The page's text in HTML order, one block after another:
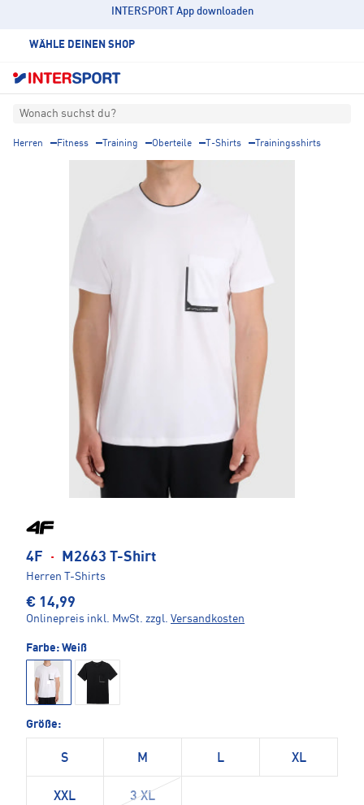
INTERSPORT App downloaden
WÄHLE DEINEN SHOP
Wonach suchst du?
Herren Fitness Training Oberteile T-Shirts Trainingsshirts
4F · M2663 T-Shirt
Herren T-Shirts
€ 14,99
Onlinepreis inkl. MwSt. zzgl. Versandkosten
Farbe: Weiß
Größe:
S M L XL
XXL 3 XL